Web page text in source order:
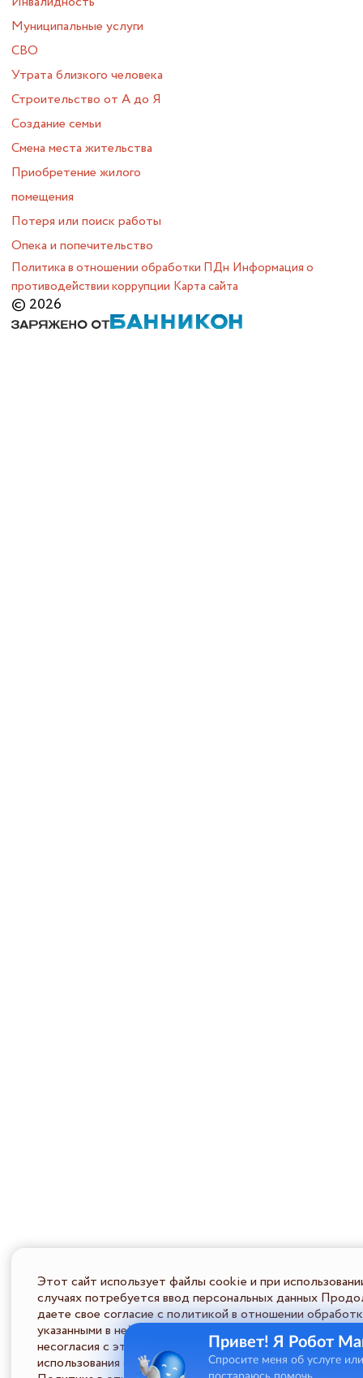
Муниципальные услуги
СВО
Утрата близкого человека
Строительство от А до Я
Создание семьи
Смена места жительства
Приобретение жилого
помещения
Потеря или поиск работы
Опека и попечительство
Политика в отношении обработки ПДн Информация о
противодействии коррупции Карта сайта
© 2026
Этот сайт использует файлы cookie и при
случаях потребуется ввод персональных данных
даете свое согласие с политикой в отношении
указанными в ней условиями обработки персональной
несогласия с этими условиями Пользователь должен
использования сайта.
Привет! Я Робот
Спросите меня об услуге